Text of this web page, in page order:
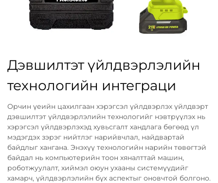
Дэвшилтэт үйлдвэрлэлийн
технологийн интеграци
Орчин үеийн цахилгаан хэрэгсэл үйлдвэрлэх үйлдвэрт
дэвшилтэт үйлдвэрлэлийн технологийг нэвтрүүлэх нь
хэрэгсэл үйлдвэрлэхэд хувьсгалт хандлага бөгөөд үл
мэдэгдэх зэрэг нийтлэг нарийвчлал, найдвартай
байдлыг хангана. Энэхүү технологийн нарийн төвөгтэй
байдал нь компьютерийн тоон хяналттай машин,
роботжуулалт, хиймэл оюун ухааны системүүдийг
хамарч, үйлдвэрлэлийн бүх аспектыг оновчтой болгоно.